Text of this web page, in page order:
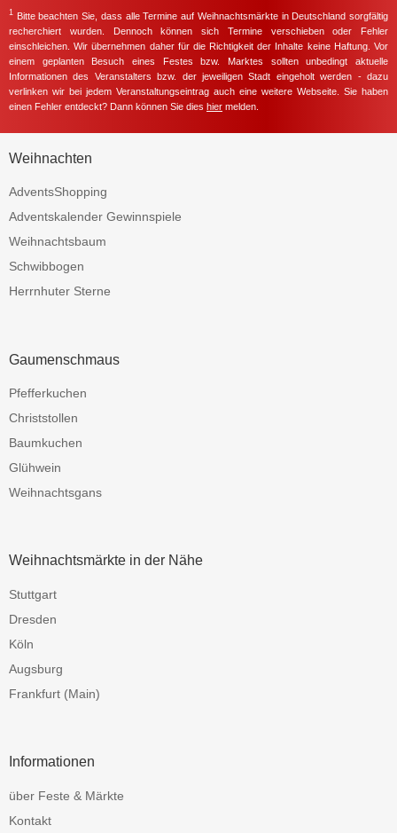
1
Bitte beachten Sie, dass alle Termine auf Weihnachtsmärkte in Deutschland sorgfältig
recherchiert wurden. Dennoch können sich Termine verschieben oder Fehler
einschleichen. Wir übernehmen daher für die Richtigkeit der Inhalte keine Haftung. Vor
einem geplanten Besuch eines Festes bzw. Marktes sollten unbedingt aktuelle
Informationen des Veranstalters bzw. der jeweiligen Stadt eingeholt werden - dazu
verlinken wir bei jedem Veranstaltungseintrag auch eine weitere Webseite. Sie haben
einen Fehler entdeckt? Dann können Sie dies hier melden.
Weihnachten
AdventsShopping
Adventskalender Gewinnspiele
Weihnachtsbaum
Schwibbogen
Herrnhuter Sterne
Gaumenschmaus
Pfefferkuchen
Christstollen
Baumkuchen
Glühwein
Weihnachtsgans
Weihnachtsmärkte in der Nähe
Stuttgart
Dresden
Köln
Augsburg
Frankfurt (Main)
Informationen
über Feste & Märkte
Kontakt